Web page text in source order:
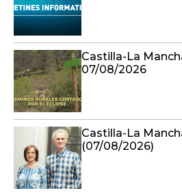
Castilla-La
07/08/2026
Castilla-La
(07/08/2026)